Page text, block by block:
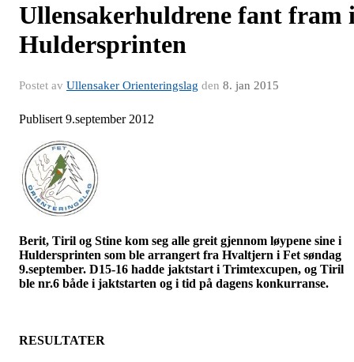
Ullensakerhuldrene fant fram
Huldersprinten
Postet av Ullensaker Orienteringslag den 8. jan 2015
Publisert 9.september 2012
Berit, Tiril og Stine kom seg alle greit gjennom løypene sine i
Huldersprinten som ble arrangert fra Hvaltjern i Fet søndag
9.september. D15-16 hadde jaktstart i Trimtexcupen, og Tiril
ble nr.6 både i jaktstarten og i tid på dagens konkurranse.
RESULTATER